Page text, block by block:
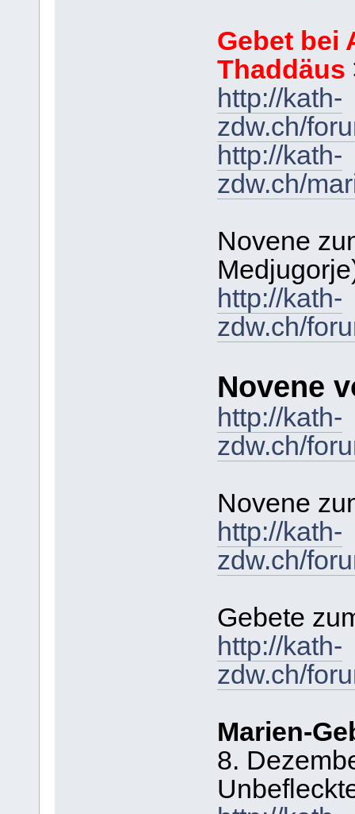
Gebet bei
Thaddäus
http://kath-
zdw.ch/
http://kath-
zdw.ch/
Novene
http://kath-
zdw.ch/
Novene
http://kath-
zdw.ch/
Novene
http://kath-
zdw.ch/
Gebete
http://kath-
zdw.ch/
Marien-
8.